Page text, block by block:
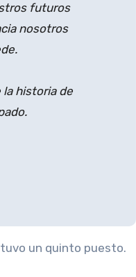
futuros
nosotros
la historia de
un quinto puesto.